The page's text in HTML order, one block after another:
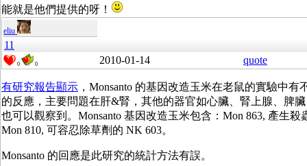
能就是他們提供的呀！
eliu
11
0 0 2010-01-14 quote
有研究報告顯示 ，Monsanto 的基因改造玉米在老鼠的實驗中有
的反應，主要問題在肝&腎，其他的器官如心臟、腎上腺、脾
也可以觀察到。Monsanto 基因改造玉米包含：Mon 863, 產生殺
Mon 810, 可容忍除草劑的 NK 603。
Monsanto 的回應是此研究的統計方法有誤。